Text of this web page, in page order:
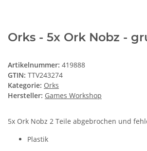
Orks - 5x Ork Nobz -
Artikelnummer: 419888
GTIN: TTV243274
Kategorie: Orks
Hersteller: Games Workshop
5x Ork Nobz 2 Teile abgebrochen und
Plastik